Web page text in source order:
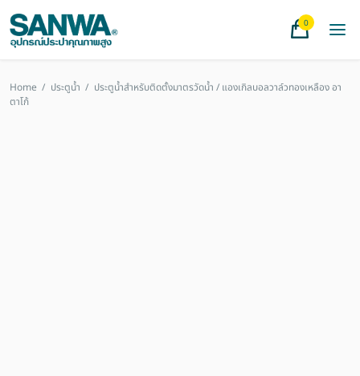
0
Home / ประตูน้ำ / ประตูน้ำสำหรับติดตั้งมาตรวัดน้ำ / แองเกิลบอลวาล์วทองเหลือง อา
ตาโก้